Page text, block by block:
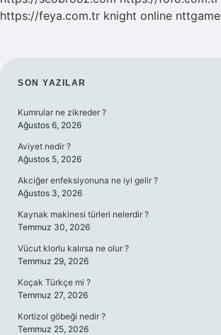
https://feya.com.tr knight online nttgame
SIDEBAR
SON YAZILAR
Kumrular ne zikreder ?
Ağustos 6, 2026
Aviyet nedir ?
Ağustos 5, 2026
Akciğer enfeksiyonuna ne iyi gelir ?
Ağustos 3, 2026
Kaynak makinesi türleri nelerdir ?
Temmuz 30, 2026
Vücut klorlu kalırsa ne olur ?
Temmuz 29, 2026
Koçak Türkçe mi ?
Temmuz 27, 2026
Kortizol göbeği nedir ?
Temmuz 25, 2026